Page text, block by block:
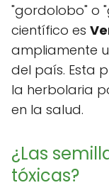
"gordolobo" o
científico es
ampliamente
del país. Esta
la herbolaria
en la salud.
¿Las
tóxicas?